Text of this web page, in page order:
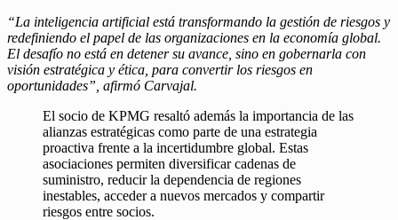
“La inteligencia artificial está transformando la gestión de riesgos y
redefiniendo el papel de las organizaciones en la economía global.
El desafío no está en detener su avance, sino en gobernarla con
visión estratégica y ética, para convertir los riesgos en
oportunidades”, afirmó Carvajal.
El socio de KPMG resaltó además la importancia de las
alianzas estratégicas como parte de una estrategia
proactiva frente a la incertidumbre global. Estas
asociaciones permiten diversificar cadenas de
suministro, reducir la dependencia de regiones
inestables, acceder a nuevos mercados y compartir
riesgos entre socios.